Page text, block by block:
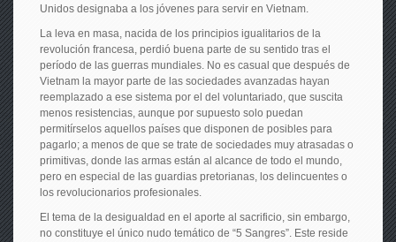
Unidos designaba a los jóvenes para servir en Vietnam.
La leva en masa, nacida de los principios igualitarios de la
revolución francesa, perdió buena parte de su sentido tras el
período de las guerras mundiales. No es casual que después de
Vietnam la mayor parte de las sociedades avanzadas hayan
reemplazado a ese sistema por el del voluntariado, que suscita
menos resistencias, aunque por supuesto solo puedan
permitírselos aquellos países que disponen de posibles para
pagarlo; a menos de que se trate de sociedades muy atrasadas o
primitivas, donde las armas están al alcance de todo el mundo,
pero en especial de las guardias pretorianas, los delincuentes o
los revolucionarios profesionales.
El tema de la desigualdad en el aporte al sacrificio, sin embargo,
no constituye el único nudo temático de “5 Sangres”. Este reside